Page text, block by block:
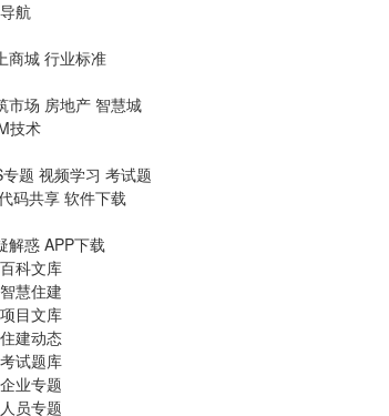
导航
商城 行业标准
市场 房地产 智慧城
技术
题 视频学习 考试题
码共享 软件下载
解惑 APP下载
百科文库
智慧住建
项目文库
住建动态
考试题库
企业专题
人员专题